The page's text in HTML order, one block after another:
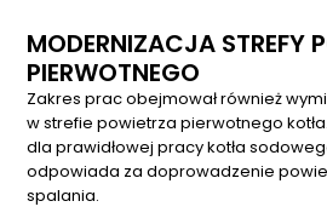
MODERNIZACJA STREFY
PIERWOTNEGO
Zakres prac obejmował również
w strefie powietrza pierwotnego
dla prawidłowej pracy kotła
odpowiada za doprowadzenie
spalania.